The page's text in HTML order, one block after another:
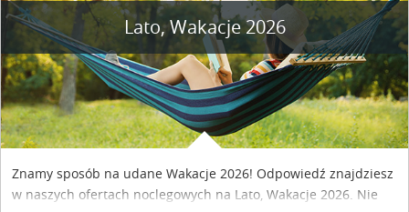
Lato, Wakacje 2026
Znamy sposób na udane Wakacje 2026! Odpowiedź znajdziesz
w naszych ofertach noclegowych na Lato, Wakacje 2026. Nie